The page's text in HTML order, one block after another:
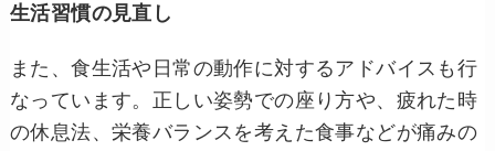
生活習慣の見直し
また、食生活や日常の動作に対するアドバイスも行
なっています。正しい姿勢での座り方や、疲れた時
の休息法、栄養バランスを考えた食事などが痛みの